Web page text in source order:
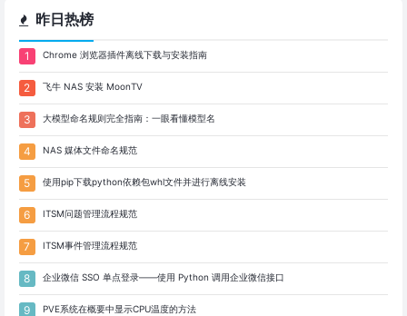
昨日热榜
Chrome 浏览器插件离线下载与安装指南
飞牛 NAS 安装 MoonTV
大模型命名规则完全指南：一眼看懂模型名
NAS 媒体文件命名规范
使用pip下载python依赖包whl文件并进行离线安装
ITSM问题管理流程规范
ITSM事件管理流程规范
企业微信 SSO 单点登录——使用 Python 调用企业微信接口
PVE系统在概要中显示CPU温度的方法